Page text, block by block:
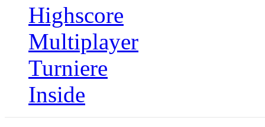
Highscore
Multiplayer
Turniere
Inside